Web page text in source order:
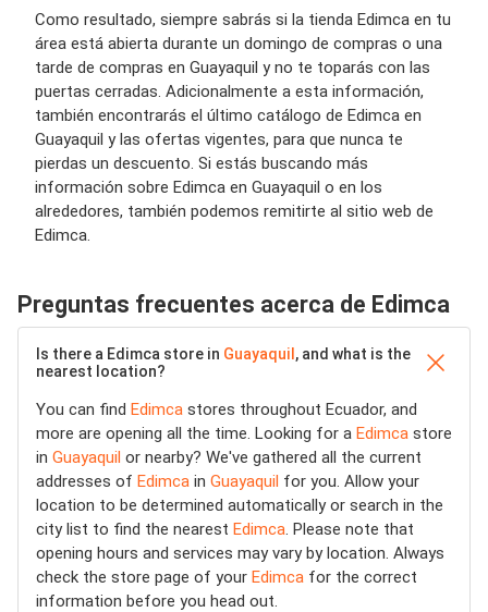
Como resultado, siempre sabrás si la tienda Edimca en tu
área está abierta durante un domingo de compras o una
tarde de compras en Guayaquil y no te toparás con las
puertas cerradas. Adicionalmente a esta información,
también encontrarás el último catálogo de Edimca en
Guayaquil y las ofertas vigentes, para que nunca te
pierdas un descuento. Si estás buscando más
información sobre Edimca en Guayaquil o en los
alrededores, también podemos remitirte al sitio web de
Edimca.
Preguntas frecuentes acerca de Edimca
Is there a Edimca store in Guayaquil , and what is the
nearest location?
You can find Edimca stores throughout Ecuador, and
more are opening all the time. Looking for a Edimca store
in Guayaquil or nearby? We've gathered all the current
addresses of Edimca in Guayaquil for you. Allow your
location to be determined automatically or search in the
city list to find the nearest Edimca. Please note that
opening hours and services may vary by location. Always
check the store page of your Edimca for the correct
information before you head out.